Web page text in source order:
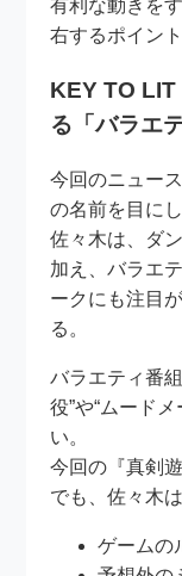
有利な動きを
右するポイン
KEY TO LIT
る「バラエ
今回のニュー
の名前を目に
佐々木は、ダ
加え、バラエ
ークにも注目
る。
バラエティ番
役”や“ムード
い。
今回の『真剣
でも、佐々木は
ゲームの